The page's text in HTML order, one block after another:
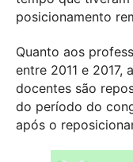
posicionamento
Quanto aos
entre 2011 e 2017,
docentes são
do período do
após o